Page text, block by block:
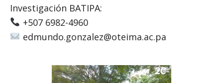
Investigación BATIPA:
+507 6982-4960
edmundo.gonzalez@oteima.ac.pa